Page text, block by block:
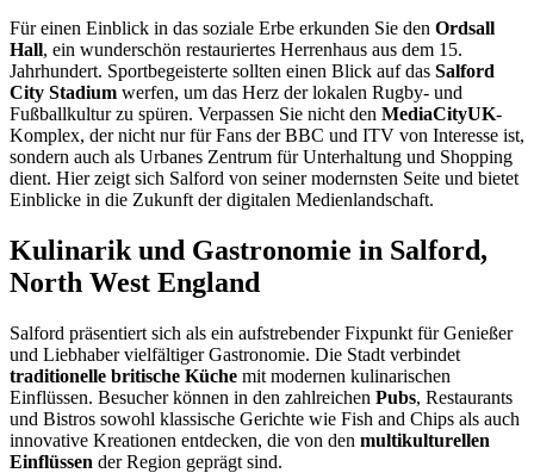
Für einen Einblick in das soziale Erbe erkunden Sie den Ordsall
Hall, ein wunderschön restauriertes Herrenhaus aus dem 15.
Jahrhundert. Sportbegeisterte sollten einen Blick auf das Salford
City Stadium werfen, um das Herz der lokalen Rugby- und
Fußballkultur zu spüren. Verpassen Sie nicht den MediaCityUK-
Komplex, der nicht nur für Fans der BBC und ITV von Interesse ist,
sondern auch als Urbanes Zentrum für Unterhaltung und Shopping
dient. Hier zeigt sich Salford von seiner modernsten Seite und bietet
Einblicke in die Zukunft der digitalen Medienlandschaft.
Kulinarik und Gastronomie in Salford,
North West England
Salford präsentiert sich als ein aufstrebender Fixpunkt für Genießer
und Liebhaber vielfältiger Gastronomie. Die Stadt verbindet
traditionelle britische Küche mit modernen kulinarischen
Einflüssen. Besucher können in den zahlreichen Pubs, Restaurants
und Bistros sowohl klassische Gerichte wie Fish and Chips als auch
innovative Kreationen entdecken, die von den multikulturellen
Einflüssen der Region geprägt sind.